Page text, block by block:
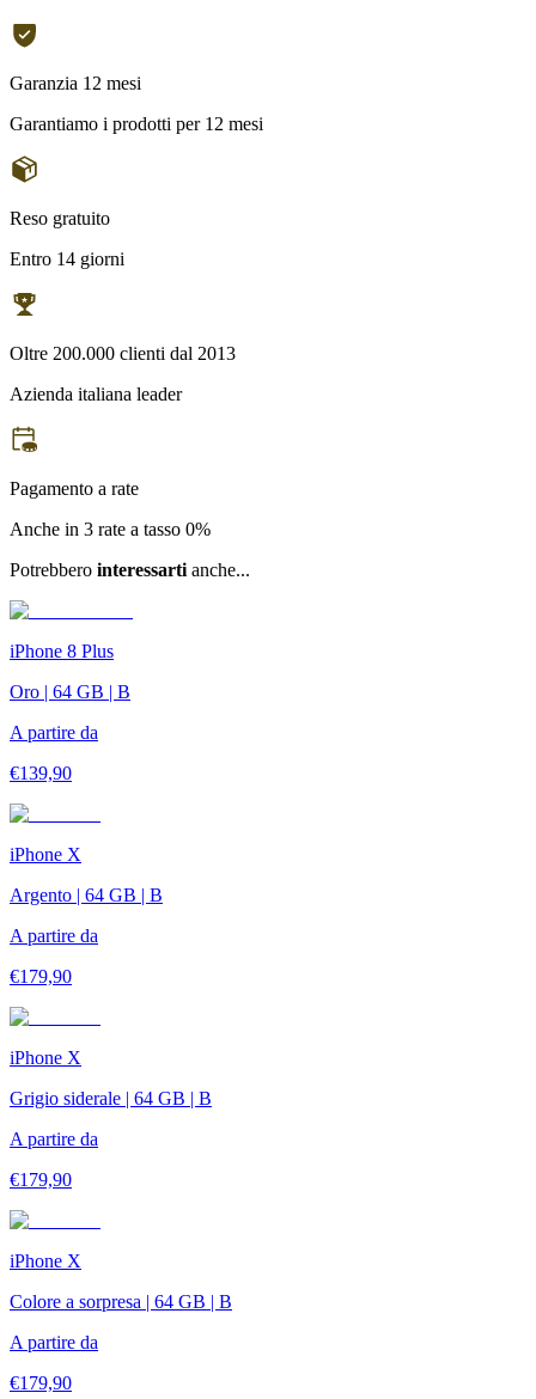
Garanzia 12 mesi
Garantiamo i prodotti per 12 mesi
Reso gratuito
Entro 14 giorni
Oltre 200.000 clienti dal 2013
Azienda italiana leader
Pagamento a rate
Anche in 3 rate a tasso 0%
Potrebbero interessarti anche...
iPhone 8 Plus
Oro | 64 GB | B
A partire da
€139,90
iPhone X
Argento | 64 GB | B
A partire da
€179,90
iPhone X
Grigio siderale | 64 GB | B
A partire da
€179,90
iPhone X
Colore a sorpresa | 64 GB | B
A partire da
€179,90